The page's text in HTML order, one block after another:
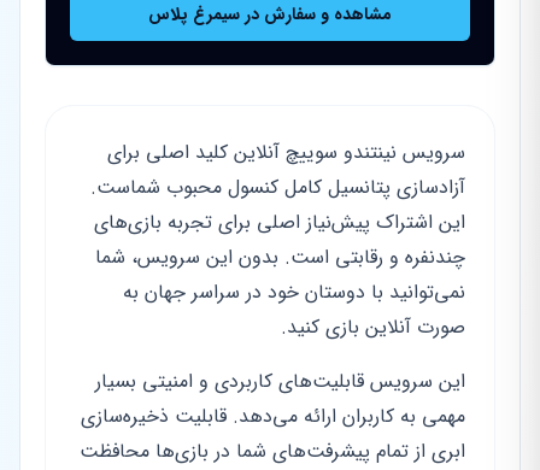
مشاهده و سفارش در سیمرغ پلاس
سرویس نینتندو سوییچ آنلاین کلید اصلی برای
آزادسازی پتانسیل کامل کنسول محبوب شماست.
این اشتراک پیش‌نیاز اصلی برای تجربه بازی‌های
چندنفره و رقابتی است. بدون این سرویس، شما
نمی‌توانید با دوستان خود در سراسر جهان به
صورت آنلاین بازی کنید.
این سرویس قابلیت‌های کاربردی و امنیتی بسیار
مهمی به کاربران ارائه می‌دهد. قابلیت ذخیره‌سازی
ابری از تمام پیشرفت‌های شما در بازی‌ها محافظت